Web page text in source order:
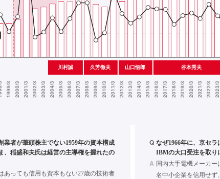
業者が筆頭株主でない1959年の資本構成
、稲盛和夫氏は経営の主導権を握れたの
あっても信用も資本もない27歳の技術者
Q なぜ1966年に、京セ
IBMの大口受注を取り
A 国内大手電機メーカ
名中小企業を信用せず